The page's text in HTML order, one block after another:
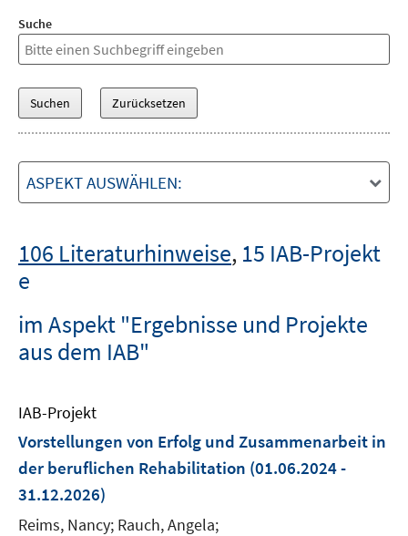
Suche
ASPEKT AUSWÄHLEN:
106 Literaturhinweise, 15 IAB-Projekt
e
im Aspekt "Ergebnisse und Projekte
aus dem IAB"
IAB-Projekt
Vorstellungen von Erfolg und Zusammenarbeit in
der beruflichen Rehabilitation (01.06.2024 -
31.12.2026)
Reims, Nancy; Rauch, Angela;